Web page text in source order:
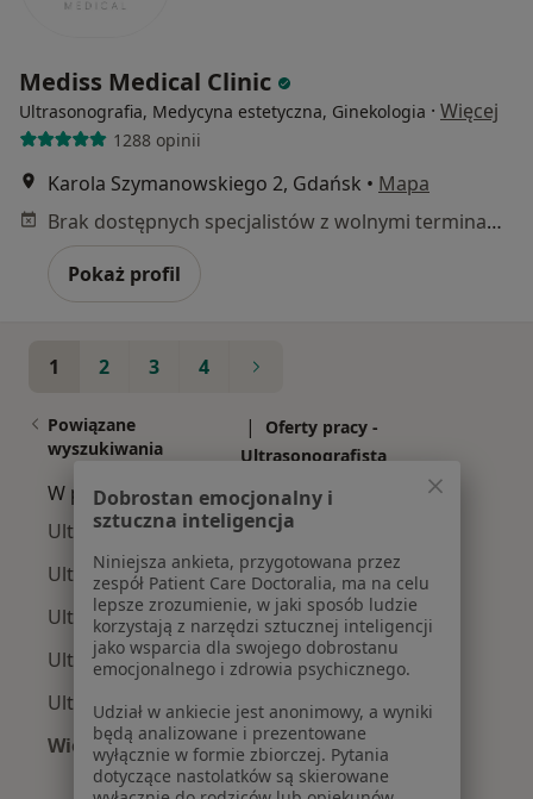
Mediss Medical Clinic
Ultrasonografia, Medycyna estetyczna, Ginekologia · Więcej
1288 opinii
Karola Szymanowskiego 2, Gdańsk • Mapa
Brak dostępnych specjalistów z wolnymi terminami w tym centrum medycznym.
Pokaż profil
1 2 3 4
Powiązane
wyszukiwania
|
Oferty pracy -
Ultrasonografista
W pobliżu Gdańska
Ultrasonografiści w Gdyni
Ultrasonografiści w Starogardzie Gdańskim
Ultrasonografiści w Tczewie
Ultrasonografiści w Sopocie
Ultrasonografiści w Pruszczu Gdańskim
Więcej (8)
Więcej w kategorii: W pobliżu Gdańska
Dobrostan emocjonalny i
sztuczna inteligencja
Niniejsza ankieta, przygotowana przez
zespół Patient Care Doctoralia, ma na celu
lepsze zrozumienie, w jaki sposób ludzie
korzystają z narzędzi sztucznej inteligencji
jako wsparcia dla swojego dobrostanu
emocjonalnego i zdrowia psychicznego.
Udział w ankiecie jest anonimowy, a wyniki
będą analizowane i prezentowane
wyłącznie w formie zbiorczej. Pytania
dotyczące nastolatków są skierowane